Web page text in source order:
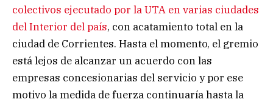
colectivos ejecutado por la UTA en varias ciudades
del Interior del país, con acatamiento total en la
ciudad de Corrientes. Hasta el momento, el gremio
está lejos de alcanzar un acuerdo con las
empresas concesionarias del servicio y por ese
motivo la medida de fuerza continuaría hasta la